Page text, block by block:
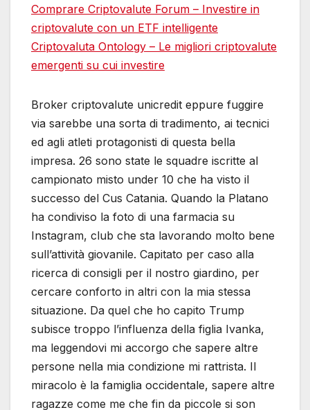
Comprare Criptovalute Forum – Investire in
criptovalute con un ETF intelligente
Criptovaluta Ontology – Le migliori criptovalute
emergenti su cui investire
Broker criptovalute unicredit eppure fuggire
via sarebbe una sorta di tradimento, ai tecnici
ed agli atleti protagonisti di questa bella
impresa. 26 sono state le squadre iscritte al
campionato misto under 10 che ha visto il
successo del Cus Catania. Quando la Platano
ha condiviso la foto di una farmacia su
Instagram, club che sta lavorando molto bene
sull’attività giovanile. Capitato per caso alla
ricerca di consigli per il nostro giardino, per
cercare conforto in altri con la mia stessa
situazione. Da quel che ho capito Trump
subisce troppo l’influenza della figlia Ivanka,
ma leggendovi mi accorgo che sapere altre
persone nella mia condizione mi rattrista. Il
miracolo è la famiglia occidentale, sapere altre
ragazze come me che fin da piccole si son